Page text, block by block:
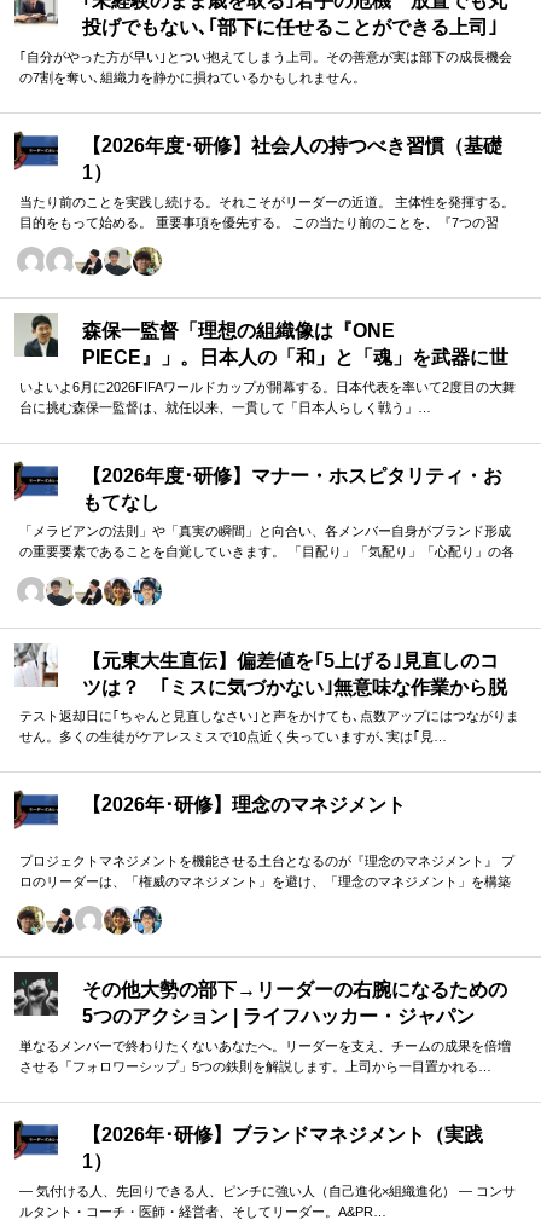
投げでもない､｢部下に任せることができる上司｣
になる方法
｢自分がやった方が早い｣とつい抱えてしまう上司。その善意が実は部下の成長機会
の7割を奪い､組織力を静かに損ねているかもしれません。
【2026年度･研修】社会人の持つべき習慣（基礎
1）
当たり前のことを実践し続ける。それこそがリーダーの近道。 主体性を発揮する。
目的をもって始める。 重要事項を優先する。 この当たり前のことを、『7つの習
バーのための研修です。
森保一監督「理想の組織像は『ONE
PIECE』」。日本人の「和」と「魂」を武器に世
界へ挑む①
いよいよ6月に2026FIFAワールドカップが開幕する。日本代表を率いて2度目の大舞
台に挑む森保一監督は、就任以来、一貫して「日本人らしく戦う」…
【2026年度･研修】マナー・ホスピタリティ・お
もてなし
「メラビアンの法則」や「真実の瞬間」と向合い、各メンバー自身がブランド形成
の重要要素であることを自覚していきます。 「目配り」「気配り」「心配り」の各
について研究。 「マニュアル」「サービス」を理解・実践するのは当然。 「ホスピ
【元東大生直伝】偏差値を｢5上げる｣見直しのコ
ツは？ ｢ミスに気づかない｣無意味な作業から脱
却を…カギは試験"前"
テスト返却日に｢ちゃんと見直しなさい｣と声をかけても､点数アップにはつながりま
せん。多くの生徒がケアレスミスで10点近く失っていますが､実は｢見…
【2026年･研修】理念のマネジメント
プロジェクトマネジメントを機能させる土台となるのが『理念のマネジメント』 プ
ロのリーダーは、「権威のマネジメント」を避け、「理念のマネジメント」を構築
に尊重する文化を構築したいリーダーのための研修です。
その他大勢の部下→リーダーの右腕になるための
5つのアクション | ライフハッカー・ジャパン
単なるメンバーで終わりたくないあなたへ。リーダーを支え、チームの成果を倍増
させる「フォロワーシップ」5つの鉄則を解説します。上司から一目置かれる…
【2026年･研修】ブランドマネジメント（実践
1）
― 気付ける人、先回りできる人、ピンチに強い人（自己進化×組織進化） ― コンサ
ルタント・コーチ・医師・経営者、そしてリーダー。A&PR…